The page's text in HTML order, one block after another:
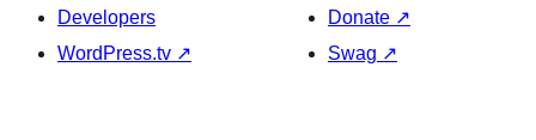
Developers
WordPress.tv ↗
Donate ↗
Swag ↗